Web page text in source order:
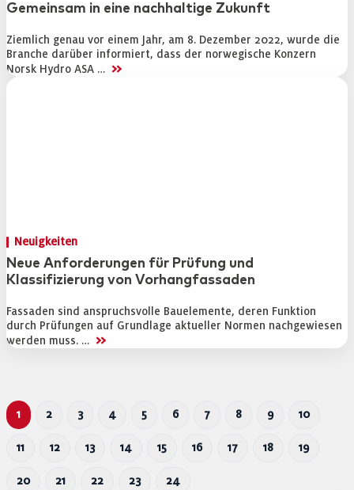
Gemeinsam in eine nachhaltige Zukunft
Ziemlich genau vor einem Jahr, am 8. Dezember 2022, wurde die
Branche darüber informiert, dass der norwegische Konzern
Norsk Hydro ASA … >>
Neuigkeiten
Neue Anforderungen für Prüfung und
Klassifizierung von Vorhangfassaden
Fassaden sind anspruchsvolle Bauelemente, deren Funktion
durch Prüfungen auf Grundlage aktueller Normen nachgewiesen
werden muss. … >>
1 2 3 4 5 6 7 8 9 10
11 12 13 14 15 16 17 18 19
20 21 22 23 24